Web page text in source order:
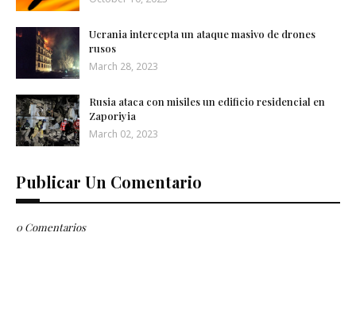
Ucrania intercepta un ataque masivo de drones
rusos
March 28, 2023
Rusia ataca con misiles un edificio residencial en
Zaporiyia
March 02, 2023
Publicar Un Comentario
0 Comentarios